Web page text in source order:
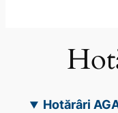
Hotărâri